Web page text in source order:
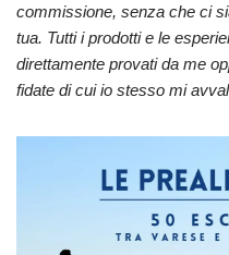
commissione, senza che ci
tua. Tutti i prodotti e le
direttamente provati da me
fidate di cui io stesso mi